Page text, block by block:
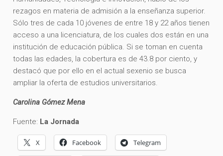
rezagos en materia de admisión a la enseñanza superior.
Sólo tres de cada 10 jóvenes de entre 18 y 22 años tienen
acceso a una licenciatura, de los cuales dos están en una
institución de educación pública. Si se toman en cuenta
todas las edades, la cobertura es de 43.8 por ciento, y
destacó que por ello en el actual sexenio se busca
ampliar la oferta de estudios universitarios.
Carolina Gómez Mena
Fuente: La Jornada
X Facebook Telegram